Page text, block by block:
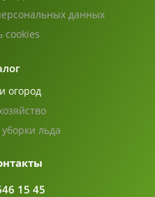
данных
cookies
огород
льда
15 45